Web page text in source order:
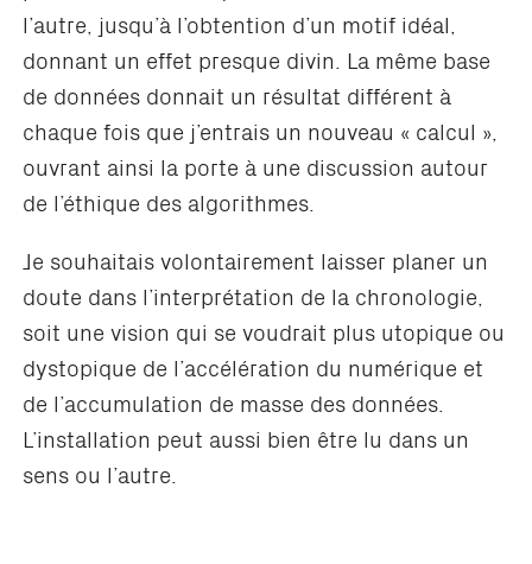
l’autre, jusqu’à l’obtention d’un motif idéal,
donnant un effet presque divin. La même base
de données donnait un résultat différent à
chaque fois que j’entrais un nouveau « calcul »,
ouvrant ainsi la porte à une discussion autour
de l’éthique des algorithmes.
Je souhaitais volontairement laisser planer un
doute dans l’interprétation de la chronologie,
soit une vision qui se voudrait plus utopique ou
dystopique de l’accélération du numérique et
de l’accumulation de masse des données.
L’installation peut aussi bien être lu dans un
sens ou l’autre.